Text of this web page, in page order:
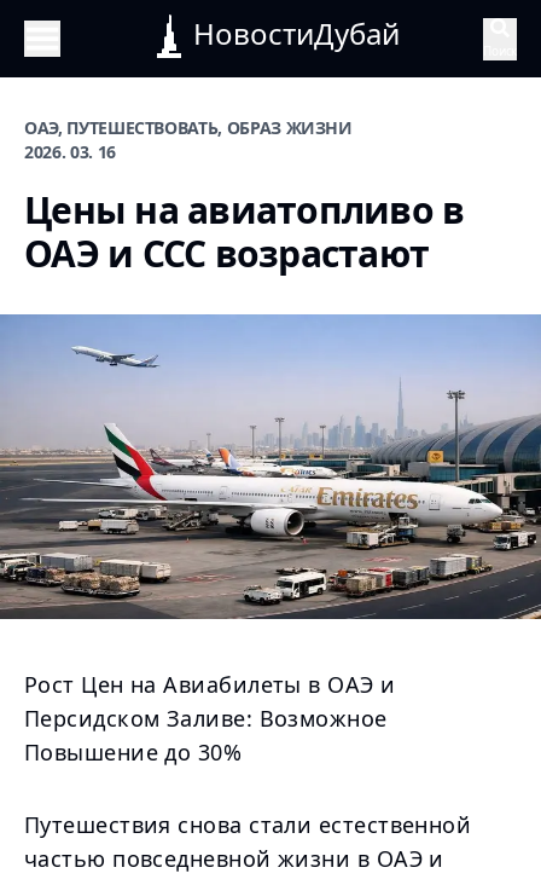
НовостиДубай
ОАЭ, ПУТЕШЕСТВОВАТЬ, ОБРАЗ ЖИЗНИ
2026. 03. 16
Цены на авиатопливо в
ОАЭ и ССС возрастают
Рост Цен на Авиабилеты в ОАЭ и
Персидском Заливе: Возможное
Повышение до 30%
Путешествия снова стали естественной
частью повседневной жизни в ОАЭ и